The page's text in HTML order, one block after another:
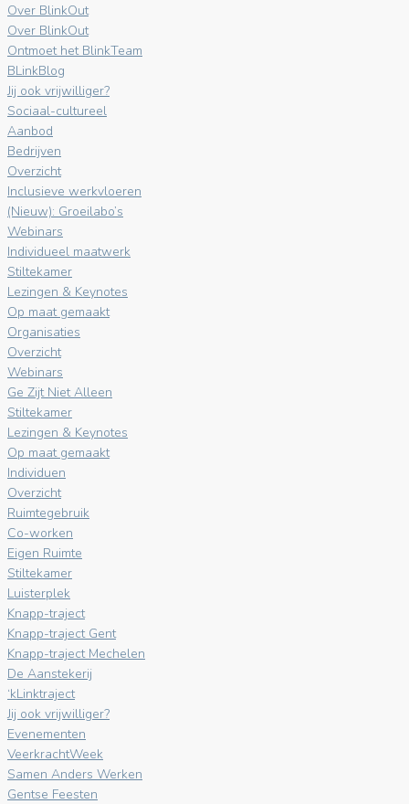
Over BlinkOut
Over BlinkOut
Ontmoet het BlinkTeam
BLinkBlog
Jij ook vrijwilliger?
Sociaal-cultureel
Aanbod
Bedrijven
Overzicht
Inclusieve werkvloeren
(Nieuw): Groeilabo’s
Webinars
Individueel maatwerk
Stiltekamer
Lezingen & Keynotes
Op maat gemaakt
Organisaties
Overzicht
Webinars
Ge Zijt Niet Alleen
Stiltekamer
Lezingen & Keynotes
Op maat gemaakt
Individuen
Overzicht
Ruimtegebruik
Co-worken
Eigen Ruimte
Stiltekamer
Luisterplek
Knapp-traject
Knapp-traject Gent
Knapp-traject Mechelen
De Aanstekerij
‘kLinktraject
Jij ook vrijwilliger?
Evenementen
VeerkrachtWeek
Samen Anders Werken
Gentse Feesten